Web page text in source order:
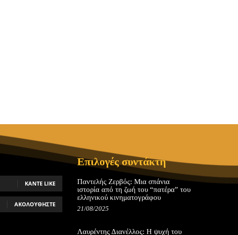
ΚΆΝΤΕ LIKE
ΑΚΟΛΟΥΘΉΣΤΕ
Επιλογές συντάκτη
Παντελής Ζερβός: Μια σπάνια
ιστορία από τη ζωή του “πατέρα” του
ελληνικού κινηματογράφου
21/08/2025
Λαυρέντης Διανέλλος: Η ψυχή του